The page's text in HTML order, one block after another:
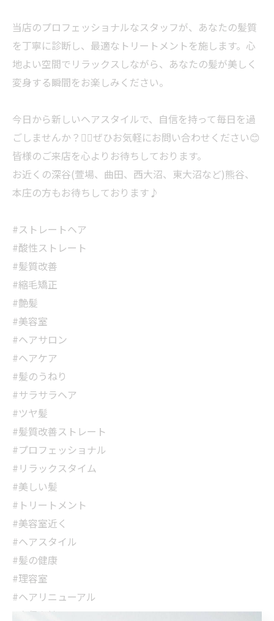
当店のプロフェッショナルなスタッフが、あなたの髪質
を丁寧に診断し、最適なトリートメントを施します。心
地よい空間でリラックスしながら、あなたの髪が美しく
変身する瞬間をお楽しみください。
今日から新しいヘアスタイルで、自信を持って毎日を過
ごしませんか？💇‍♀️ぜひお気軽にお問い合わせください😊
皆様のご来店を心よりお待ちしております。
お近くの深谷(萱場、曲田、西大沼、東大沼など)熊谷、
本庄の方もお待ちしております♪
#ストレートヘア
#酸性ストレート
#髪質改善
#縮毛矯正
#艶髪
#美容室
#ヘアサロン
#ヘアケア
#髪のうねり
#サラサラヘア
#ツヤ髪
#髪質改善ストレート
#プロフェッショナル
#リラックスタイム
#美しい髪
#トリートメント
#美容室近く
#ヘアスタイル
#髪の健康
#理容室
#ヘアリニューアル
#自信を持って